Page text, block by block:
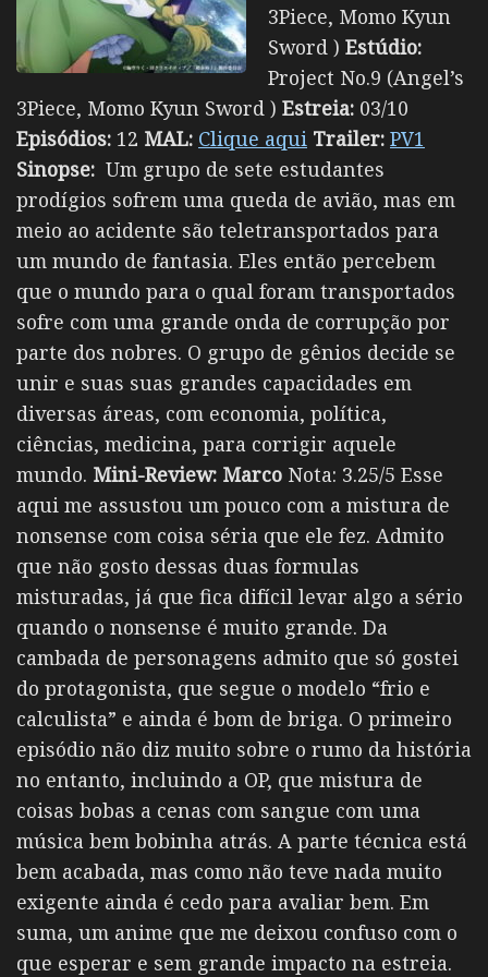
3Piece, Momo Kyun
Sword ) Estúdio:
Project No.9 (Angel’s
3Piece, Momo Kyun Sword ) Estreia: 03/10
Episódios: 12 MAL: Clique aqui Trailer: PV1
Sinopse: Um grupo de sete estudantes
prodígios sofrem uma queda de avião, mas em
meio ao acidente são teletransportados para
um mundo de fantasia. Eles então percebem
que o mundo para o qual foram transportados
sofre com uma grande onda de corrupção por
parte dos nobres. O grupo de gênios decide se
unir e suas suas grandes capacidades em
diversas áreas, com economia, política,
ciências, medicina, para corrigir aquele
mundo. Mini-Review: Marco Nota: 3.25/5 Esse
aqui me assustou um pouco com a mistura de
nonsense com coisa séria que ele fez. Admito
que não gosto dessas duas formulas
misturadas, já que fica difícil levar algo a sério
quando o nonsense é muito grande. Da
cambada de personagens admito que só gostei
do protagonista, que segue o modelo “frio e
calculista” e ainda é bom de briga. O primeiro
episódio não diz muito sobre o rumo da história
no entanto, incluindo a OP, que mistura de
coisas bobas a cenas com sangue com uma
música bem bobinha atrás. A parte técnica está
bem acabada, mas como não teve nada muito
exigente ainda é cedo para avaliar bem. Em
suma, um anime que me deixou confuso com o
que esperar e sem grande impacto na estreia.